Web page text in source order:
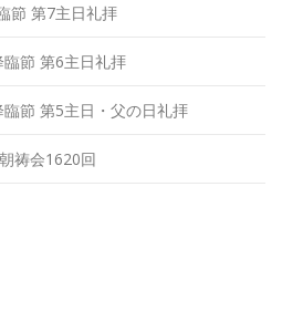
節 第7主日礼拝
節 第6主日礼拝
節 第5主日・父の日礼拝
祷会1620回